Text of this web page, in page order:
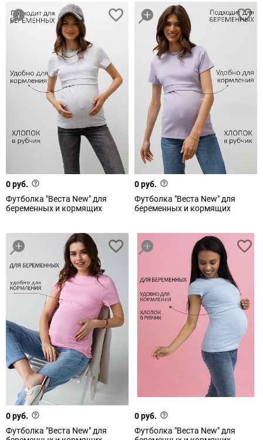
0 руб.
Футболка "Веста New" для
беременных и кормящих
0 руб.
Футболка "Веста New" для
беременных и кормящих
0 руб.
Футболка "Веста New" для
0 руб.
Футболка "Веста New" для